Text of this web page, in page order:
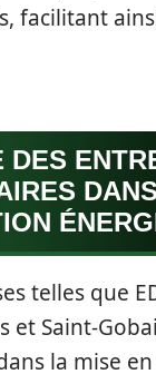
facilitant
DES
telles que
et Saint-
la mise